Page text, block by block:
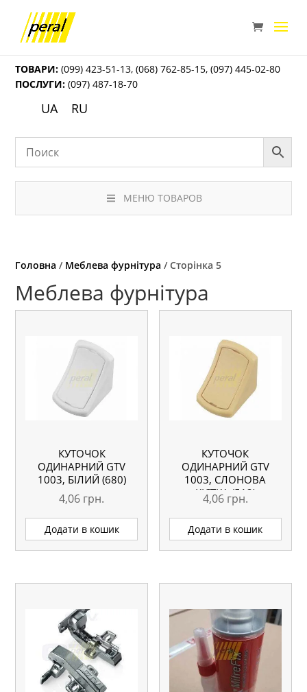
ТОВАРИ: (099) 423-51-13,(068) 762-85-15,(097) 445-02-80
ПОСЛУГИ: (097) 487-18-70
UA RU
МЕНЮ ТОВАРОВ
Головна / Меблева фурнітура / Сторінка 5
Меблева фурнітура
КУТОЧОК
ОДИНАРНИЙ GTV
1003, БІЛИЙ (680)
4,06 грн.
Додати в кошик
КУТОЧОК
ОДИНАРНИЙ GTV
1003, СЛОНОВА
КІСТКА (512)
4,06 грн.
Додати в кошик